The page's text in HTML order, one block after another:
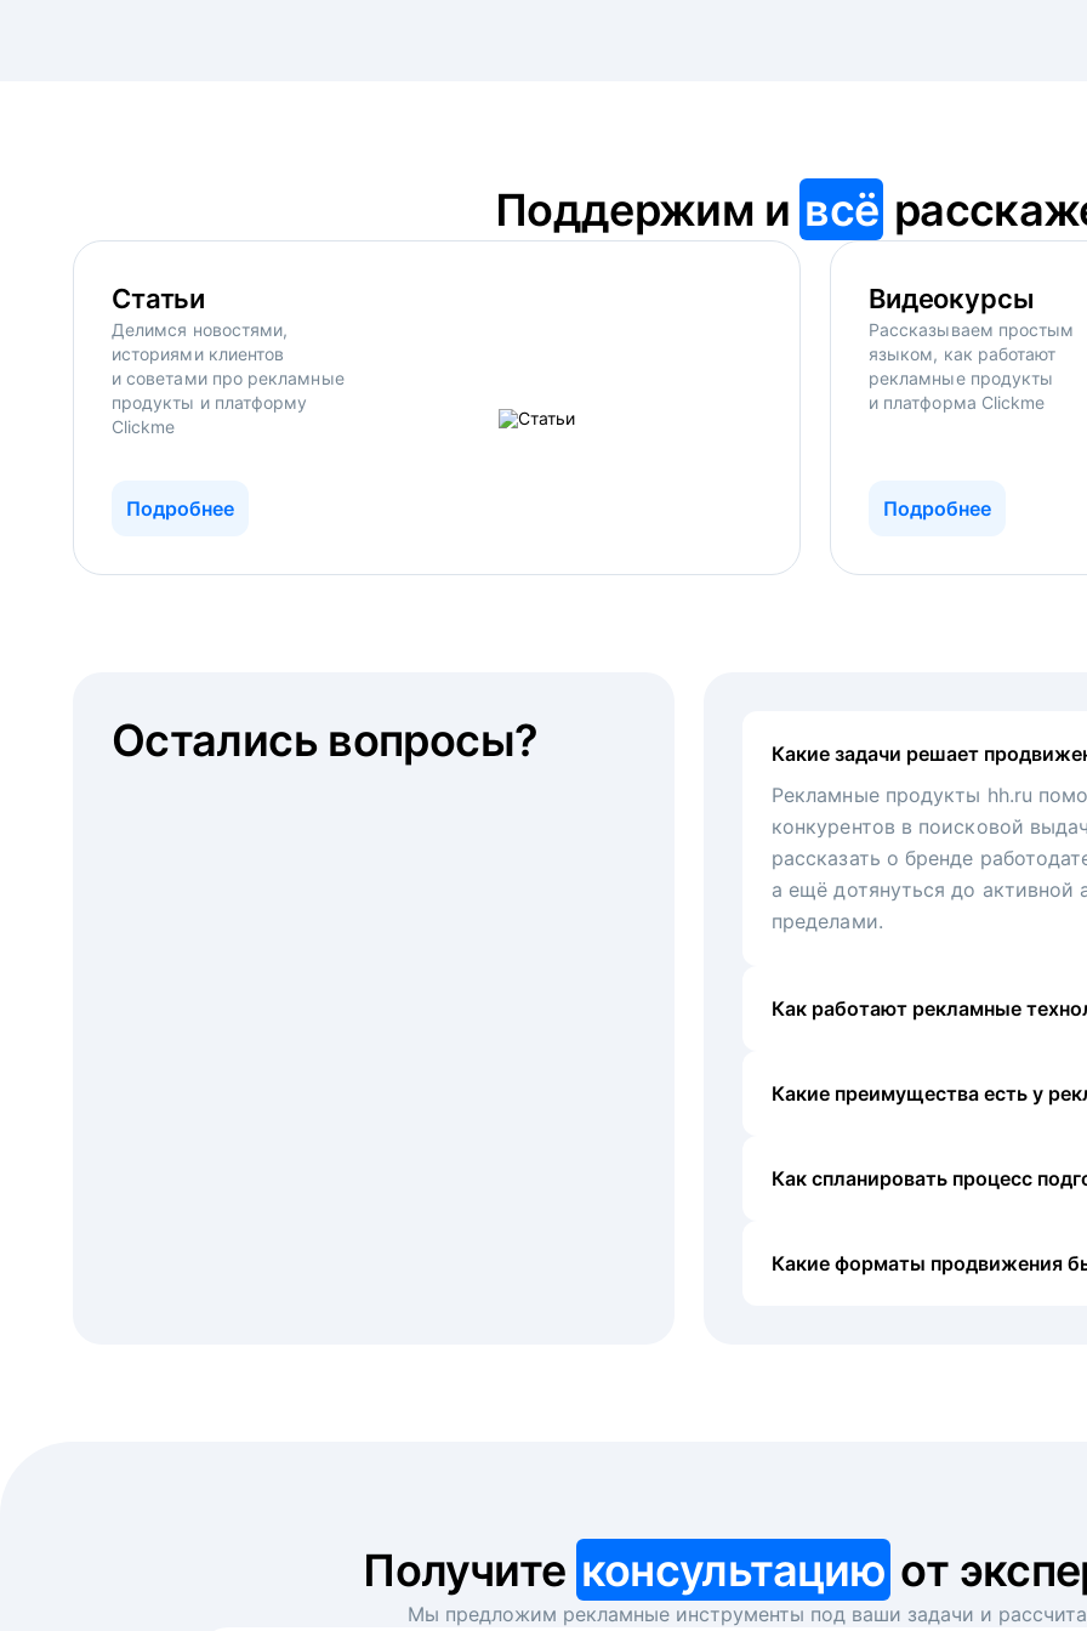
Поддержим и всё
Статьи
Делимся новостями,
историями клиентов
и советами про рекламные
продукты и платформу
Clickme
Подробнее
Видеокурсы
Рассказываем простым
языком, как работают
рекламные продукты
и платформа Clickme
Подробнее
Какие задачи решает
Рекламные продукты hh.ru
конкурентов в поисковой
рассказать о бренде
а ещё дотянуться до активной
пределами.
Как работают рекламные
Какие преимущества есть у
Как спланировать процесс
Какие форматы продвижения
Остались вопросы?
Получите консультацию от
Мы предложим рекламные инструменты под ваши задачи и